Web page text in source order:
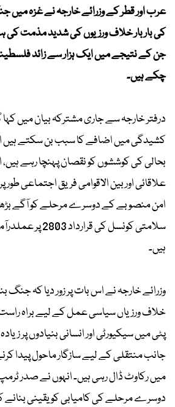
عرب اور قطر کے وزرائے خارجہ نے غزہ میں
کی بار بار خلاف ورزیوں کی شدید مذمت کی
جن کے نتیجے میں ایک ہزار سے زائد
چکے ہیں۔
درفتر خارجہ سے جاری مشترکہ بیان میں
کشیدگی میں اضافے کا سبب بن سکتے ہیں
بحالی کی کوششوں کو نقصان پہنچا رہے
علاقائی اور بین الاقوامی فریق اجتماعی
امن منصوبے کے دوسرے مرحلے کو آگے
سلامتی کونسل کی
ہیں۔
وزرائے خارجہ نے اس بات پر زور دیا کہ
خلاف ورزیاں سیاسی عمل کے لیے براہ
پٹی میں سیکیورٹی اور انسانی بنیادوں پر
جانب منتقلی کے لیے سازگار ماحول پیدا
میں رکاوٹ ڈال رہی ہیں۔ انہوں نے صدر
دوسرے مرحلے کی کامیابی کو یقینی